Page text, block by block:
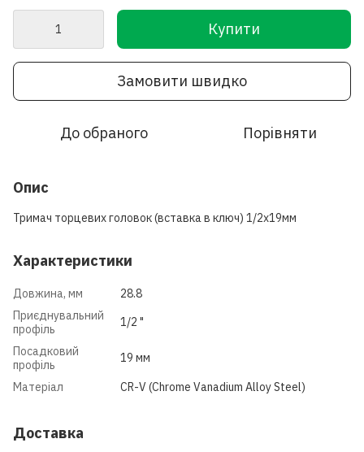
Купити
Замовити швидко
До обраного Порівняти
Опис
Тримач торцевих головок (вставка в ключ) 1/2х19мм
Характеристики
Довжина, мм
28.8
Приєднувальний
профіль
1/2 "
Посадковий
профіль
19 мм
Матеріал
CR-V (Chrome Vanadium Alloy Steel)
Доставка